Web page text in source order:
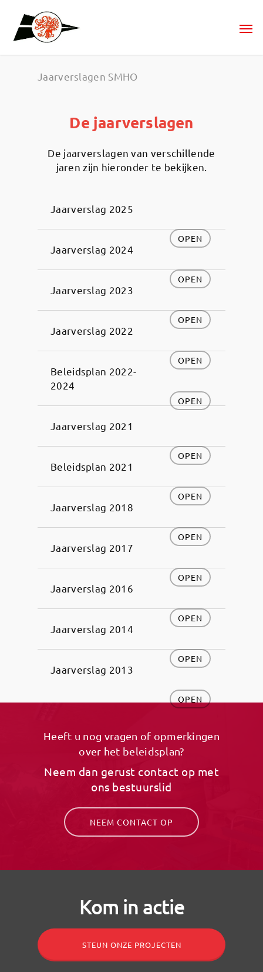
Jaarverslagen SMHO
De jaarverslagen
De jaarverslagen van verschillende
jaren zijn hieronder te bekijken.
Jaarverslag 2025
OPEN
Jaarverslag 2024
OPEN
Jaarverslag 2023
OPEN
Jaarverslag 2022
OPEN
Beleidsplan 2022-
2024
OPEN
Jaarverslag 2021
OPEN
Beleidsplan 2021
OPEN
Jaarverslag 2018
OPEN
Jaarverslag 2017
OPEN
Jaarverslag 2016
OPEN
Jaarverslag 2014
OPEN
Jaarverslag 2013
OPEN
Heeft u nog vragen of opmerkingen
over het beleidsplan?
Neem dan gerust contact op met
ons bestuurslid
NEEM CONTACT OP
Kom in actie
STEUN ONZE PROJECTEN